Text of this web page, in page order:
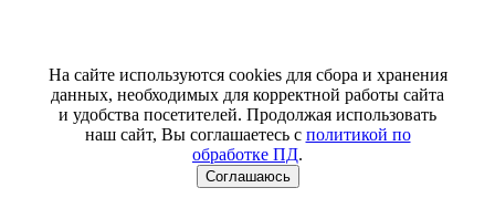
На сайте используются cookies для сбора и хранения
данных, необходимых для корректной работы сайта
и удобства посетителей. Продолжая использовать
наш сайт, Вы соглашаетесь с политикой по
обработке ПД.
Соглашаюсь